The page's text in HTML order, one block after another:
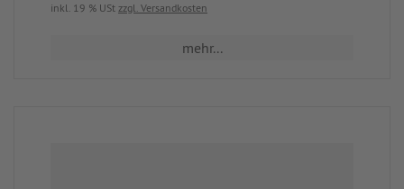
inkl. 19 % USt zzgl. Versandkosten
mehr...